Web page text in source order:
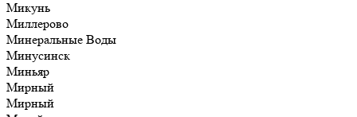
Микунь
Миллерово
Минеральные Воды
Минусинск
Миньяр
Мирный
Мирный